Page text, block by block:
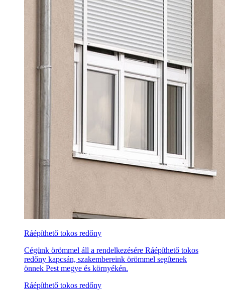
Ráépíthető tokos redőny
Cégünk örömmel áll a rendelkezésére Ráépíthető tokos
redőny kapcsán, szakembereink örömmel segítenek
önnek Pest megye és környékén.
Ráépíthető tokos redőny